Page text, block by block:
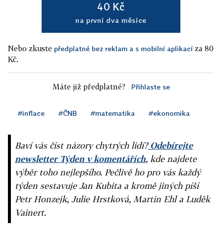
40 Kč
na první dva měsíce
Nebo zkuste předplatné bez reklam a s mobilní aplikací za 80
Kč.
Máte již předplatné? Přihlaste se
#inflace #ČNB #matematika #ekonomika
Baví vás číst názory chytrých lidí?Odebírejte
newsletter Týden v komentářích, kde najdete
výběr toho nejlepšího. Pečlivě ho pro vás každý
týden sestavuje Jan Kubita a kromě jiných píší
Petr Honzejk, Julie Hrstková, Martin Ehl a Luděk
Vainert.